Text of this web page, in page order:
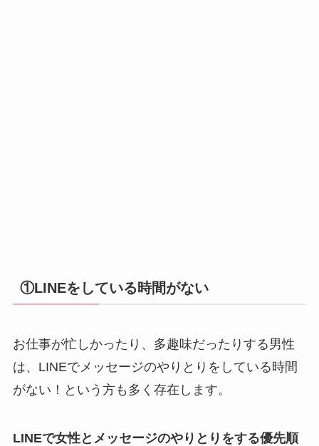
①LINEをしている時間がない
お仕事が忙しかったり、多趣味だったりする男性
は、LINEでメッセージのやりとりをしている時間
がない！という方も多く存在します。
LINEで女性とメッセージのやりとりをする優先順